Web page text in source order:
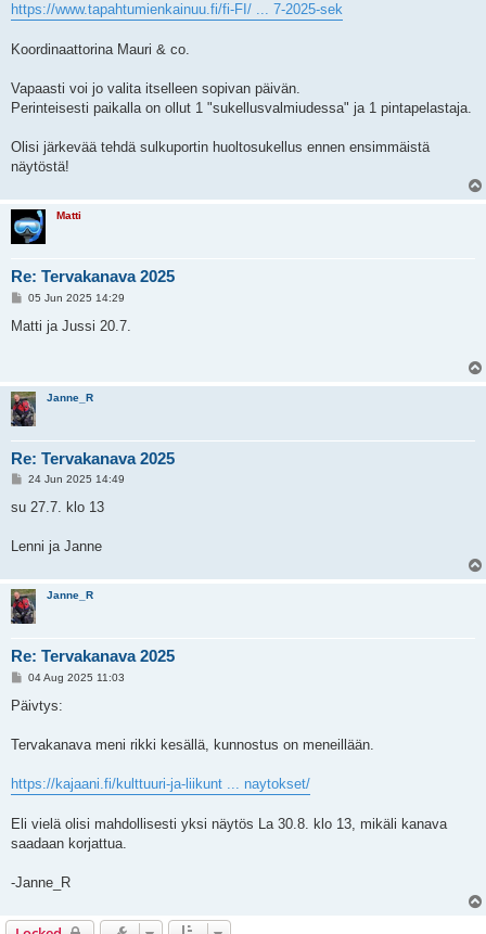
https://www.tapahtumienkainuu.fi/fi-FI/ ... 7-2025-sek
Koordinaattorina Mauri & co.
Vapaasti voi jo valita itselleen sopivan päivän.
Perinteisesti paikalla on ollut 1 "sukellusvalmiudessa" ja 1 pintapelastaja.
Olisi järkevää tehdä sulkuportin huoltosukellus ennen ensimmäistä
näytöstä!
Matti
Re: Tervakanava 2025
P
s
05 Jun 2025 14:29
Matti ja Jussi 20.7.
Janne_R
Re: Tervakanava 2025
P
s
24 Jun 2025 14:49
su 27.7. klo 13
Lenni ja Janne
Janne_R
Re: Tervakanava 2025
P
s
04 Aug 2025 11:03
Päivtys:
Tervakanava meni rikki kesällä, kunnostus on meneillään.
https://kajaani.fi/kulttuuri-ja-liikunt ... naytokset/
Eli vielä olisi mahdollisesti yksi näytös La 30.8. klo 13, mikäli kanava
saadaan korjattua.
-Janne_R